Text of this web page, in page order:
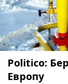
Politico:
Европу